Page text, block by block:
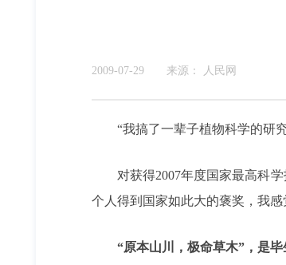
2009-07-29 来源： 人民网
“我搞了一辈子植物科学的研
对获得2007年度国家最高科
个人得到国家如此大的褒奖，我
“原本山川，极命草木”，是毕